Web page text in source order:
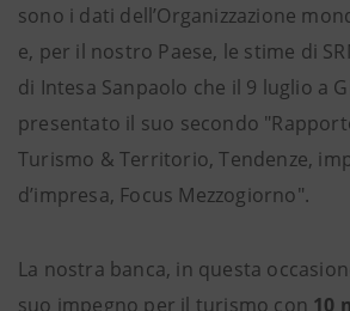
sono i dati dell’Organizzazione
e, per il nostro Paese, le stime di
di Intesa Sanpaolo che il 9 luglio a
presentato il suo secondo
Turismo & Territorio, Tendenze,
d’impresa, Focus Mezzogiorno".
La nostra banca, in questa
suo impegno per il turismo con 10